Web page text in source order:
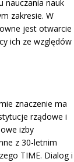
nauczania nauk
zakresie. W
jest otwarcie
ich ze względów
znaczenie ma
rządowe i
izby
z 30-letnim
TIME. Dialog i